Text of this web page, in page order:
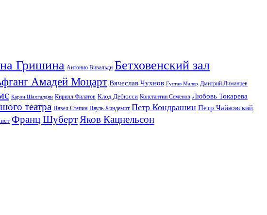
Гришина Антонио Вивальди Бетховенский зал
Амадей Моцарт Вячеслав Чухнов Густав Малер Дмитрий Лиманцев
Карэн Шахгалдян Кирилл Филатов Клод Дебюсси Константин Семенов Любовь Токарева
театра Павел Степин Пауль Хиндемит Петр Кондрашин Петр Чайковский
Франц ШубертЯков Кацнельсон